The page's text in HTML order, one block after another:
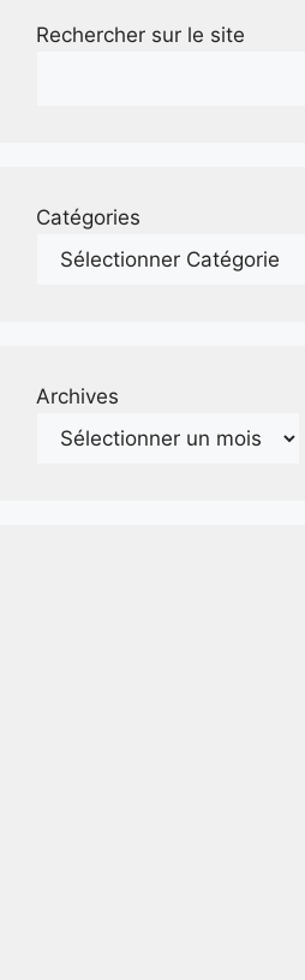
Rechercher sur le site
Catégories
Archives